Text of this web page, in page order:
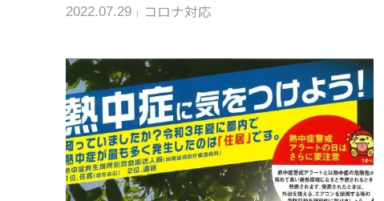
2022.07.29 コロナ対応